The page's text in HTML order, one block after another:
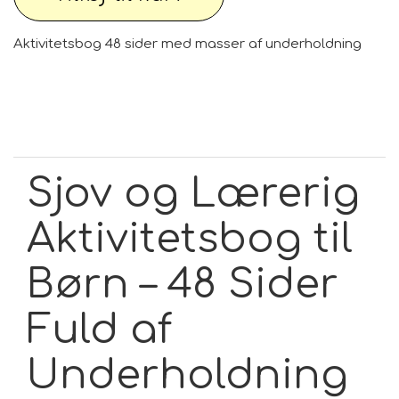
Aktivitetsbog 48 sider med masser af underholdning
Sjov og Lærerig
Aktivitetsbog til
Børn – 48 Sider
Fuld af
Underholdning